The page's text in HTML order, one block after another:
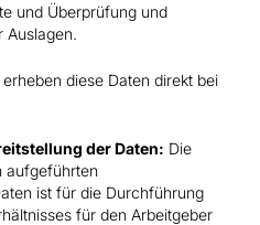
und Überprüfung und
Auslagen.
diese Daten direkt bei
der Daten: Die
aufgeführten
ist für die Durchführung
für den Arbeitgeber